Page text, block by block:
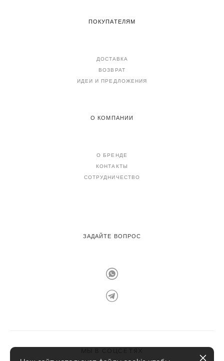
ПОКУПАТЕЛЯМ
ДОСТАВКА
ВОЗВРАТ
ИДЕИ И ПРЕДЛОЖЕНИЯ
О КОМПАНИИ
О БРЕНДЕ
КОНТАКТЫ
СОТРУДНИЧЕСТВО
ЗАДАЙТЕ ВОПРОС